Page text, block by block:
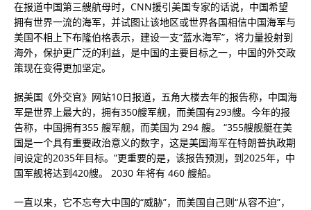
在报道中国第三艘航母时，CNN援引美国专家的话说，中国希望
拥有世界一流的海军，并试图让该地区或世界各国相信中国海军与
美国不相上下布隆伯格表示，建设一支“蓝水海军”，将力量投射到
海外，保护更广泛的利益，是中国的主要目标之一，中国的外交政
策现在变得更加坚定。
据美国《外交官》网站10日报道，五角大楼去年的报告称，中国海
军是世界上最大的，拥有350艘军舰，而美国有293艘。今年的报
告称，中国拥有355 艘军舰，而美国为 294 艘。 “355艘舰艇在美
国是一个具有重要政治意义的数字，这是美国海军在特朗普执政期
间设定的2035年目标。”更重要的是，该报告预测，到2025年，中
国军舰将达到420艘。 2030 年将有 460 艘船。
一直以来，它不忘夸大中国的“威胁”，而美国自己则“从容不迫”，